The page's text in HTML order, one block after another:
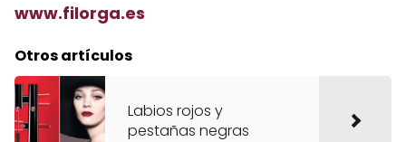
www.filorga.es
Otros artículos
Labios rojos y
pestañas negras